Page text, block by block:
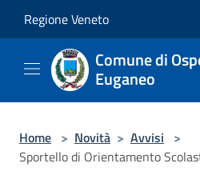
Regione Veneto
Comune di
Euganeo
Home > Novità > Avvisi >
Sportello di Orientamento